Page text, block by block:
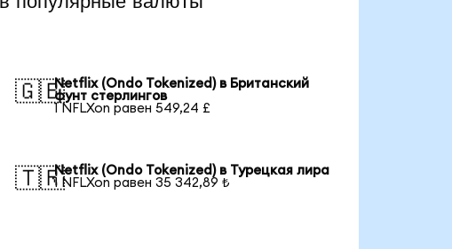
🇬🇧Netflix (Ondo Tokenized) в Британский
фунт стерлингов
1 NFLXon равен 549,24 £
🇹🇷Netflix (Ondo Tokenized) в Турецкая лира
1 NFLXon равен 35 342,89 ₺